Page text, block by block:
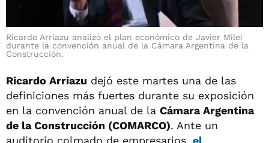
Ricardo Arriazu analizó el plan económico de Javier Milei
durante la convención anual de la Cámara Argentina de la
Construcción.
Ricardo Arriazu dejó este martes una de las
definiciones más fuertes durante su exposición
en la convención anual de la Cámara Argentina
de la Construcción (COMARCO). Ante un
auditorio colmado de empresarios, el